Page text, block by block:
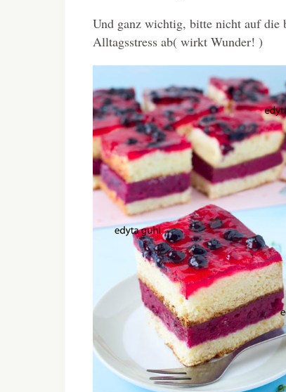
Und ganz wichtig, bitte nicht auf die
Alltagsstress ab( wirkt Wunder! )